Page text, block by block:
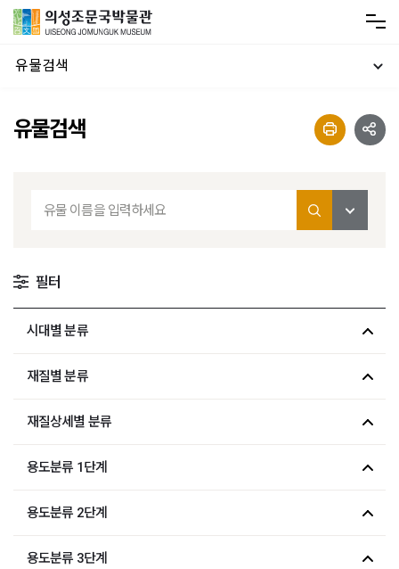
유물검색
유물검색
필터
시대별 분류
재질별 분류
재질상세별 분류
용도분류 1단계
용도분류 2단계
용도분류 3단계